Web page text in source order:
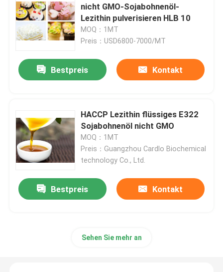
Emulsionsmittel der Nahrunge471
Nahrungsmittelgrademulsionsmittel
Destilliertes Monoglyzerid
Mono und Diglyceride
Glyzerin-Monostearat
nicht GMO-Sojabohnenöl-
Lezithin pulverisieren HLB 10
MOQ：1MT
Preis：USD6800-7000/MT
Bestpreis Kontakt
HACCP Lezithin flüssiges E322
Sojabohnenöl nicht GMO
MOQ：1MT
Preis：Guangzhou Cardlo Biochemical
technology Co., Ltd.
Bestpreis Kontakt
Sehen Sie mehr an